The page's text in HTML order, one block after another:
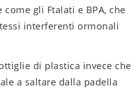
come gli Ftalati e BPA, che
interferenti ormonali
di plastica invece che
a saltare dalla padella